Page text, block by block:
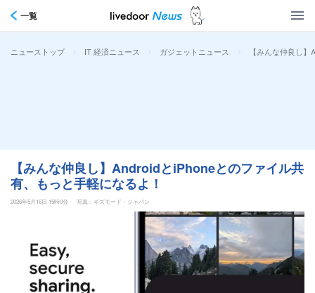
一覧
ニューストップ > IT 経済ニュース > ガジェットニュース > 【みんな仲良し
【みんな仲良し】AndroidとiPhoneとのファイル共
有、もっと手軽になるよ！
2026年5月16日 15時0分 写真：ギズモード・ジャパン